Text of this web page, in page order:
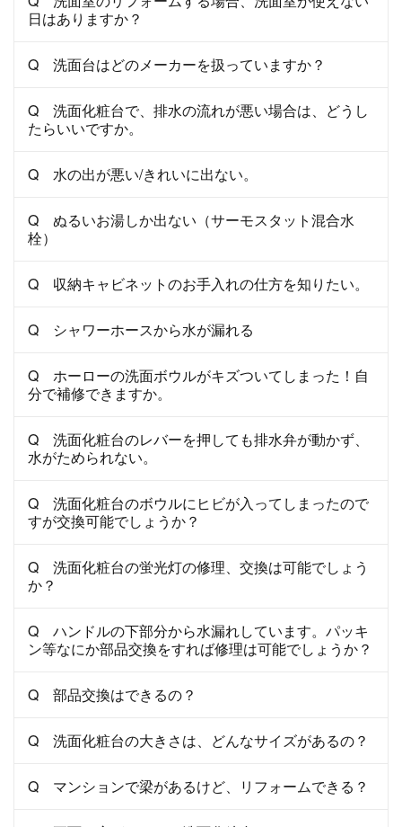
日はありますか？
Q 洗面台はどのメーカーを扱っていますか？
Q 洗面化粧台で、排水の流れが悪い場合は、どうし
たらいいですか。
Q 水の出が悪い/きれいに出ない。
Q ぬるいお湯しか出ない（サーモスタット混合水
栓）
Q 収納キャビネットのお手入れの仕方を知りたい。
Q シャワーホースから水が漏れる
Q ホーローの洗面ボウルがキズついてしまった！自
分で補修できますか。
Q 洗面化粧台のレバーを押しても排水弁が動かず、
水がためられない。
Q 洗面化粧台のボウルにヒビが入ってしまったので
すが交換可能でしょうか？
Q 洗面化粧台の蛍光灯の修理、交換は可能でしょう
か？
Q ハンドルの下部分から水漏れしています。パッキ
ン等なにか部品交換をすれば修理は可能でしょうか？
Q 部品交換はできるの？
Q 洗面化粧台の大きさは、どんなサイズがあるの？
Q マンションで梁があるけど、リフォームできる？